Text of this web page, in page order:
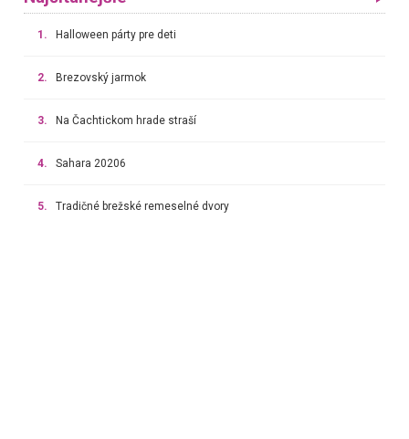
1. Halloween párty pre deti
2. Brezovský jarmok
3. Na Čachtickom hrade straší
4. Sahara 20206
5. Tradičné brežské remeselné dvory